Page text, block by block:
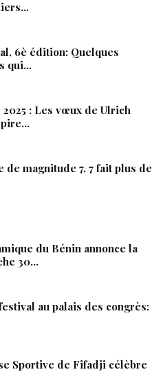
6è édition: Quelques
qui…
: Les vœux de Ulrich
de magnitude 7, 7 fait plus de
du Bénin annonce la
30…
au palais des congrès:
Sportive de Fifadji célèbre